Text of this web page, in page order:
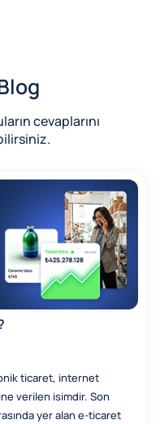
cevaplarını
ticaret, internet
verilen isimdir. Son
yer alan e-ticaret